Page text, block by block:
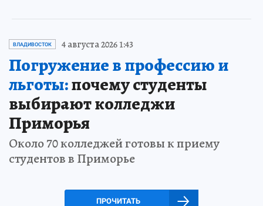
ВЛАДИВОСТОК 4 августа 2026 1:43
Погружение в профессию и
льготы:почему студенты
выбирают колледжи
Приморья
Около 70 колледжей готовы к приему
студентов в Приморье
ПРОЧИТАТЬ